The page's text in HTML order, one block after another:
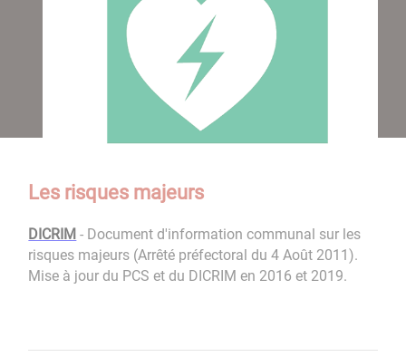
Les risques majeurs
DICRIM - Document d'information communal sur les
risques majeurs (Arrêté préfectoral du 4 Août 2011).
Mise à jour du PCS et du DICRIM en 2016 et 2019.